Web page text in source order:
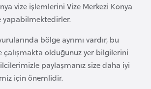
vize işlemlerini Vize Merkezi Konya
yapabilmektedirler.
bölge ayrımı vardır, bu
çalışmakta olduğunuz yer bilgilerini
paylaşmanız size daha iyi
için önemlidir.